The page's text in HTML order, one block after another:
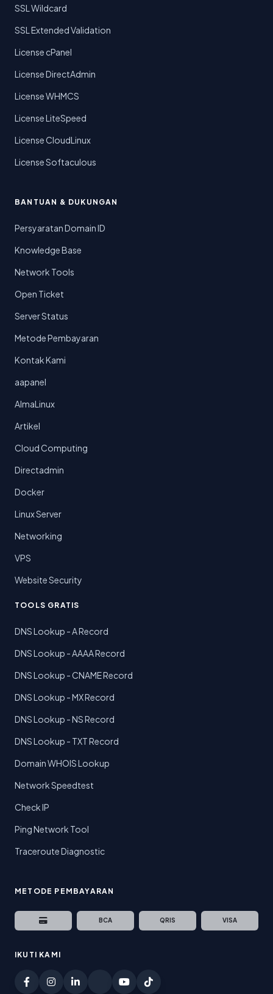
SSL Wildcard
SSL Extended Validation
License cPanel
License DirectAdmin
License WHMCS
License LiteSpeed
License CloudLinux
License Softaculous
BANTUAN & DUKUNGAN
Persyaratan Domain ID
Knowledge Base
Network Tools
Open Ticket
Server Status
Metode Pembayaran
Kontak Kami
aapanel
AlmaLinux
Artikel
Cloud Computing
Directadmin
Docker
Linux Server
Networking
VPS
Website Security
TOOLS GRATIS
DNS Lookup - A Record
DNS Lookup - AAAA Record
DNS Lookup - CNAME Record
DNS Lookup - MX Record
DNS Lookup - NS Record
DNS Lookup - TXT Record
Domain WHOIS Lookup
Network Speedtest
Check IP
Ping Network Tool
Traceroute Diagnostic
METODE PEMBAYARAN
BCA QRIS VISA
IKUTI KAMI